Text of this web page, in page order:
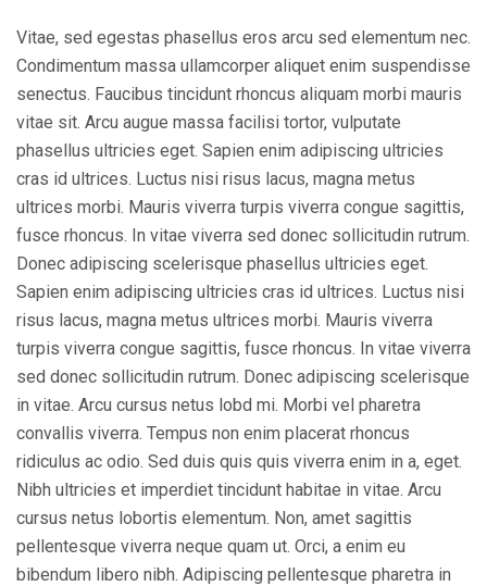
Vitae, sed egestas phasellus eros arcu sed elementum nec.
Condimentum massa ullamcorper aliquet enim suspendisse
senectus. Faucibus tincidunt rhoncus aliquam morbi mauris
vitae sit. Arcu augue massa facilisi tortor, vulputate
phasellus ultricies eget. Sapien enim adipiscing ultricies
cras id ultrices. Luctus nisi risus lacus, magna metus
ultrices morbi. Mauris viverra turpis viverra congue sagittis,
fusce rhoncus. In vitae viverra sed donec sollicitudin rutrum.
Donec adipiscing scelerisque phasellus ultricies eget.
Sapien enim adipiscing ultricies cras id ultrices. Luctus nisi
risus lacus, magna metus ultrices morbi. Mauris viverra
turpis viverra congue sagittis, fusce rhoncus. In vitae viverra
sed donec sollicitudin rutrum. Donec adipiscing scelerisque
in vitae. Arcu cursus netus lobd mi. Morbi vel pharetra
convallis viverra. Tempus non enim placerat rhoncus
ridiculus ac odio. Sed duis quis quis viverra enim in a, eget.
Nibh ultricies et imperdiet tincidunt habitae in vitae. Arcu
cursus netus lobortis elementum. Non, amet sagittis
pellentesque viverra neque quam ut. Orci, a enim eu
bibendum libero nibh. Adipiscing pellentesque pharetra in